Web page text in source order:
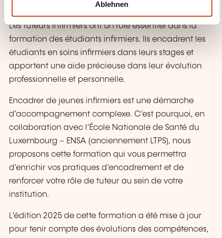
Ablehnen
Les tuteurs infirmiers ont un rôle essentiel dans la
formation des étudiants infirmiers. Ils encadrent les
étudiants en soins infirmiers dans leurs stages et
apportent une aide précieuse dans leur évolution
professionnelle et personnelle.
Encadrer de jeunes infirmiers est une démarche
d’accompagnement complexe. C’est pourquoi, en
collaboration avec l’École Nationale de Santé du
Luxembourg – ENSA (anciennement LTPS), nous
proposons cette formation qui vous permettra
d’enrichir vos pratiques d’encadrement et de
renforcer votre rôle de tuteur au sein de votre
institution.
L’édition 2025 de cette formation a été mise à jour
pour tenir compte des évolutions des compétences,